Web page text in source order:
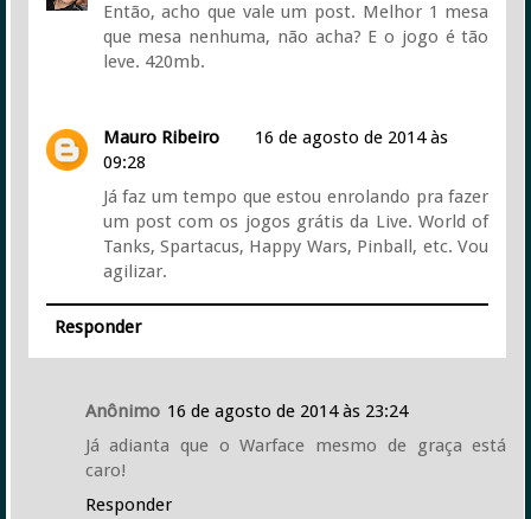
Então, acho que vale um post. Melhor 1 mesa
que mesa nenhuma, não acha? E o jogo é tão
leve. 420mb.
Mauro Ribeiro
16 de agosto de 2014 às
09:28
Já faz um tempo que estou enrolando pra fazer
um post com os jogos grátis da Live. World of
Tanks, Spartacus, Happy Wars, Pinball, etc. Vou
agilizar.
Responder
Anônimo 16 de agosto de 2014 às 23:24
Já adianta que o Warface mesmo de graça está
caro!
Responder